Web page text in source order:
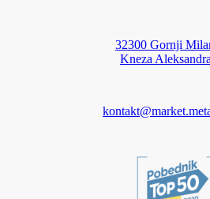
32300 Gornji
Kneza